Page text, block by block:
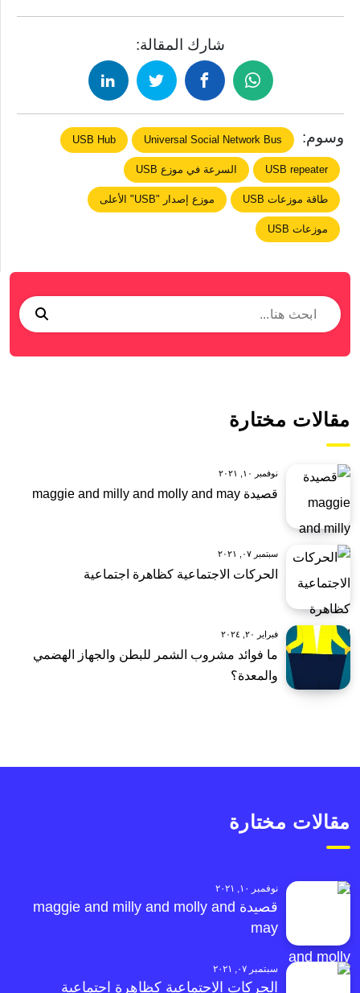
شارك المقالة:
وسوم: Universal Social Network Bus
USB Hub
USB repeater السرعة في موزع USB
طاقة موزعات USB موزع إصدار "USB" الأعلى
موزعات USB
مقالات مختارة
نوفمبر ١٠, ٢٠٢١
قصيدة maggie and milly and molly and may
سبتمبر ٠٧, ٢٠٢١
الحركات الاجتماعية كظاهرة اجتماعية
فبراير ٢٠, ٢٠٢٤
ما فوائد مشروب الشمر للبطن والجهاز الهضمي
والمعدة؟
مقالات مختارة
نوفمبر ١٠, ٢٠٢١
قصيدة maggie and milly and molly and
may
سبتمبر ٠٧, ٢٠٢١
الحركات الاجتماعية كظاهرة اجتماعية